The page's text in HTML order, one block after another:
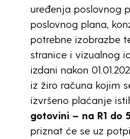
uređenja poslovnog
poslovnog plana,
potrebne izobrazbe
stranice i vizualnog
izdani nakon
iz žiro računa kojim
izvršeno plaćanje
gotovini – na R1 do
priznat će se uz